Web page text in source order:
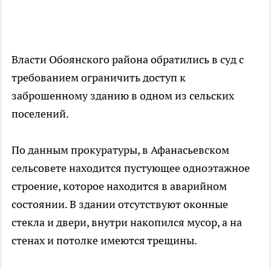
Власти Обоянского района обратились в суд с
требованием ограничить доступ к
заброшенному зданию в одном из сельских
поселений.
По данным прокуратуры, в Афанасьевском
сельсовете находится пустующее одноэтажное
строение, которое находится в аварийном
состоянии. В здании отсутствуют оконные
стекла и двери, внутри накопился мусор, а на
стенах и потолке имеются трещины.